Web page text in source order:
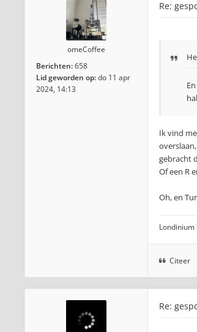
omeCoffee
Berichten:658
Lid geworden op:do 11 apr
2024, 14:13
Re:
Ik vind
gebracht
Of een R
Oh, en
Londinium
Citeer
Re: